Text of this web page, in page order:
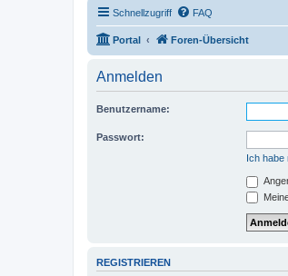
Schnellzugriff FAQ
Portal Foren-Übersicht
Anmelden
Benutzername:
Passwort:
Ich habe
REGISTRIEREN